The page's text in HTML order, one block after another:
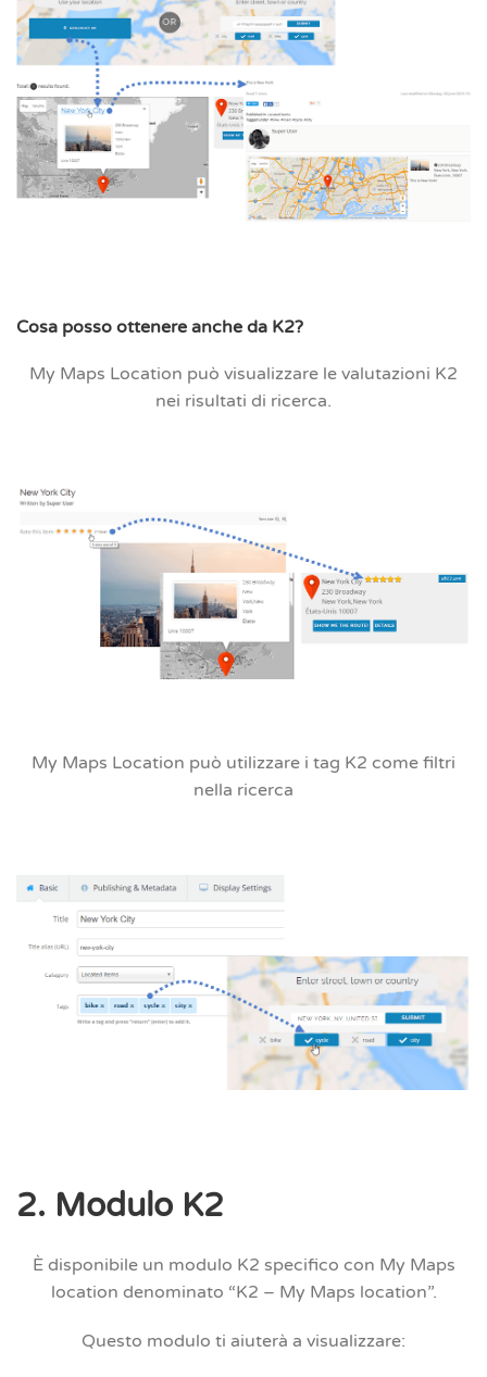
Cosa posso ottenere anche da K2?
My Maps Location può visualizzare le valutazioni K2
nei risultati di ricerca.
My Maps Location può utilizzare i tag K2 come filtri
nella ricerca
2. Modulo K2
È disponibile un modulo K2 specifico con My Maps
location denominato “K2 – My Maps location”.
Questo modulo ti aiuterà a visualizzare: